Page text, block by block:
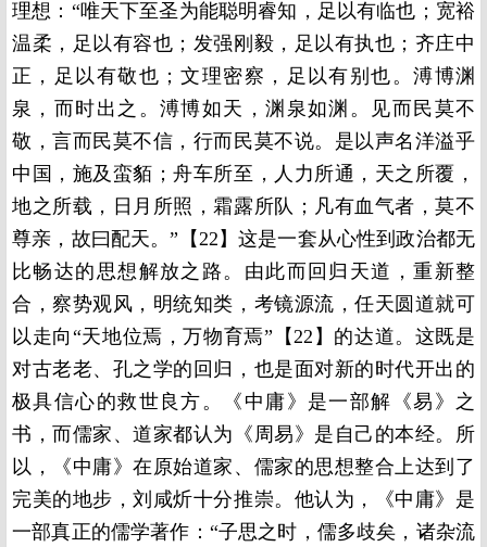
理想：“唯天下至圣为能聪明睿知，足以有临也；宽裕
温柔，足以有容也；发强刚毅，足以有执也；齐庄中
正，足以有敬也；文理密察，足以有别也。溥博渊
泉，而时出之。溥博如天，渊泉如渊。见而民莫不
敬，言而民莫不信，行而民莫不说。是以声名洋溢乎
中国，施及蛮貊；舟车所至，人力所通，天之所覆，
地之所载，日月所照，霜露所队；凡有血气者，莫不
尊亲，故曰配天。”【22】这是一套从心性到政治都无
比畅达的思想解放之路。由此而回归天道，重新整
合，察势观风，明统知类，考镜源流，任天圆道就可
以走向“天地位焉，万物育焉”【22】的达道。这既是
对古老老、孔之学的回归，也是面对新的时代开出的
极具信心的救世良方。《中庸》是一部解《易》之
书，而儒家、道家都认为《周易》是自己的本经。所
以，《中庸》在原始道家、儒家的思想整合上达到了
完美的地步，刘咸炘十分推崇。他认为，《中庸》是
一部真正的儒学著作：“子思之时，儒多歧矣，诸杂流